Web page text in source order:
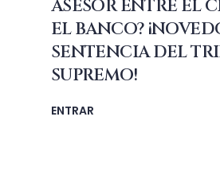
ASESOR ENTRE EL
EL BANCO?
SENTENCIA DEL
SUPREMO!
ENTRAR